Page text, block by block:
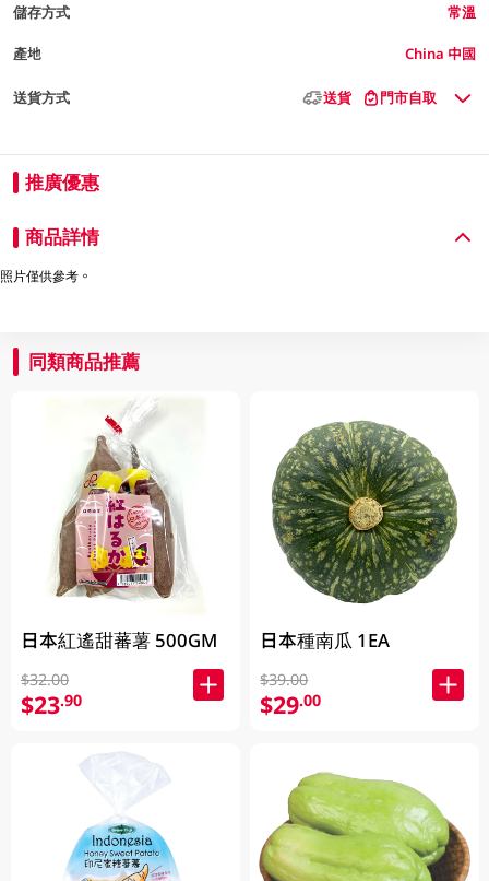
儲存方式 常溫
產地 China 中國
送貨方式 送貨 門市自取
推廣優惠
商品詳情
照片僅供參考。
同類商品推薦
日本紅遙甜蕃薯 500GM
$32.00
$23.90
日本種南瓜 1EA
$39.00
$29.00